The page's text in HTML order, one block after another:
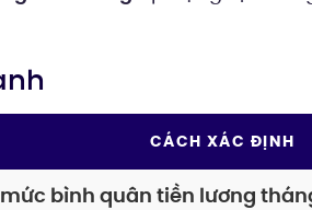
CÁCH XÁC ĐỊNH
bình quân tiền lương